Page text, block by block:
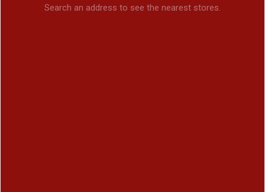
Search an address to see the nearest stores.